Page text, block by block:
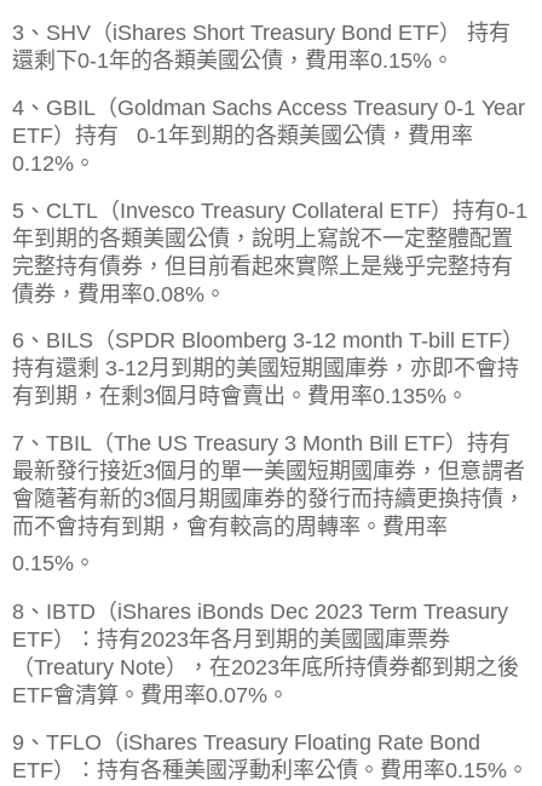
3、SHV（iShares Short Treasury Bond ETF） 持有
還剩下0-1年的各類美國公債，費用率0.15%。
4、GBIL（Goldman Sachs Access Treasury 0-1 Year
ETF）持有 0-1年到期的各類美國公債，費用率
0.12%。
5、CLTL（Invesco Treasury Collateral ETF）持有0-1
年到期的各類美國公債，說明上寫說不一定整體配置
完整持有債券，但目前看起來實際上是幾乎完整持有
債券，費用率0.08%。
6、BILS（SPDR Bloomberg 3-12 month T-bill ETF）
持有還剩 3-12月到期的美國短期國庫券，亦即不會持
有到期，在剩3個月時會賣出。費用率0.135%。
7、TBIL（The US Treasury 3 Month Bill ETF）持有
最新發行接近3個月的單一美國短期國庫券，但意謂者
會隨著有新的3個月期國庫券的發行而持續更換持債，
而不會持有到期，會有較高的周轉率。費用率
0.15%。
8、IBTD（iShares iBonds Dec 2023 Term Treasury
ETF）：持有2023年各月到期的美國國庫票券
（Treatury Note），在2023年底所持債券都到期之後
ETF會清算。 費用率0.07%。
9、TFLO（iShares Treasury Floating Rate Bond
ETF）：持有各種美國浮動利率公債。費用率0.15%。